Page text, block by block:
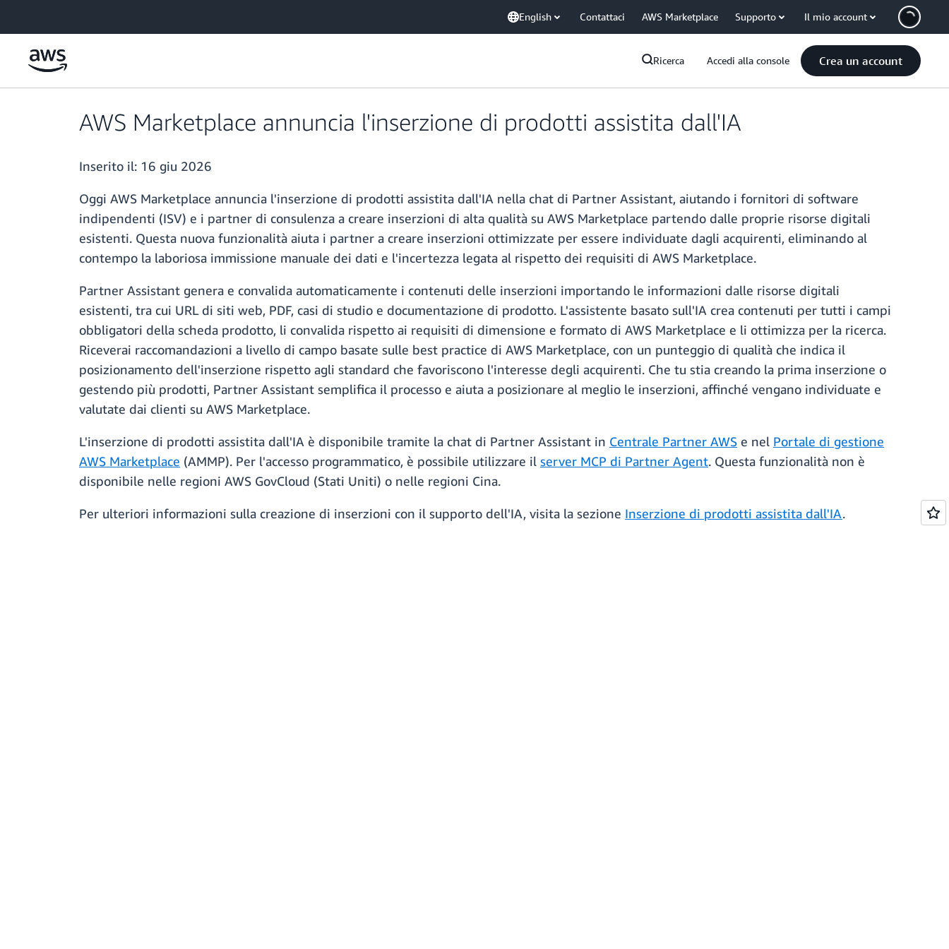
English Contattaci AWS Marketplace Supporto Il mio account
Ricerca Accedi alla console Crea un account
AWS Marketplace annuncia l'inserzione di prodotti assistita dall'IA
Inserito il: 16 giu 2026
Oggi AWS Marketplace annuncia l'inserzione di prodotti assistita dall'IA nella chat di Partner Assistant, aiutando i fornitori di software
indipendenti (ISV) e i partner di consulenza a creare inserzioni di alta qualità su AWS Marketplace partendo dalle proprie risorse digitali
esistenti. Questa nuova funzionalità aiuta i partner a creare inserzioni ottimizzate per essere individuate dagli acquirenti, eliminando al
contempo la laboriosa immissione manuale dei dati e l'incertezza legata al rispetto dei requisiti di AWS Marketplace.
Partner Assistant genera e convalida automaticamente i contenuti delle inserzioni importando le informazioni dalle risorse digitali
esistenti, tra cui URL di siti web, PDF, casi di studio e documentazione di prodotto. L'assistente basato sull'IA crea contenuti per tutti i campi
obbligatori della scheda prodotto, li convalida rispetto ai requisiti di dimensione e formato di AWS Marketplace e li ottimizza per la ricerca.
Riceverai raccomandazioni a livello di campo basate sulle best practice di AWS Marketplace, con un punteggio di qualità che indica il
posizionamento dell'inserzione rispetto agli standard che favoriscono l'interesse degli acquirenti. Che tu stia creando la prima inserzione o
gestendo più prodotti, Partner Assistant semplifica il processo e aiuta a posizionare al meglio le inserzioni, affinché vengano individuate e
valutate dai clienti su AWS Marketplace.
L'inserzione di prodotti assistita dall'IA è disponibile tramite la chat di Partner Assistant in Centrale Partner AWS e nel Portale di gestione
AWS Marketplace (AMMP). Per l'accesso programmatico, è possibile utilizzare il server MCP di Partner Agent. Questa funzionalità non è
disponibile nelle regioni AWS GovCloud (Stati Uniti) o nelle regioni Cina.
Per ulteriori informazioni sulla creazione di inserzioni con il supporto dell'IA, visita la sezione Inserzione di prodotti assistita dall'IA.